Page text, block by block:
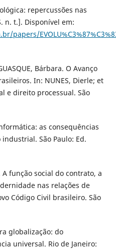
repercussões nas
n. t.]. Disponível em:
Bárbara. O Avanço
In: NUNES, Dierle; et
e direito processual. São
as consequências
São Paulo: Ed.
A função social do contrato, a
nas relações de
Código Civil brasileiro. São
globalização: do
universal. Rio de Janeiro: